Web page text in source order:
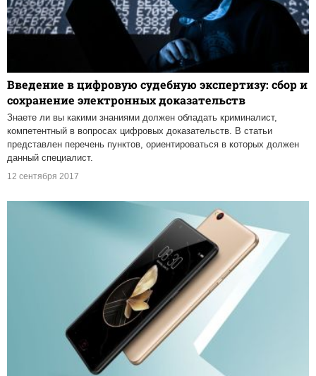
Введение в цифровую судебную экспертизу: сбор и
сохранение электронных доказательств
Знаете ли вы какими знаниями должен обладать криминалист,
компетентный в вопросах цифровых доказательств. В статьи
представлен перечень пунктов, ориентироваться в которых должен
данный специалист.
12 сентября 2017